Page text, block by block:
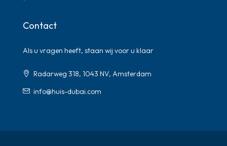
Contact
Als u vragen heeft, staan ​​wij voor u klaar
Radarweg 318, 1043 NV, Amsterdam
info@huis-dubai.com